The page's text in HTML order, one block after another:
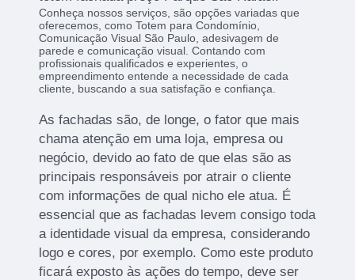
Conheça nossos serviços, são opções variadas que
oferecemos, como Totem para Condomínio,
Comunicação Visual São Paulo, adesivagem de
parede e comunicação visual. Contando com
profissionais qualificados e experientes, o
empreendimento entende a necessidade de cada
cliente, buscando a sua satisfação e confiança.
As fachadas são, de longe, o fator que mais
chama atenção em uma loja, empresa ou
negócio, devido ao fato de que elas são as
principais responsáveis por atrair o cliente
com informações de qual nicho ele atua. É
essencial que as fachadas levem consigo toda
a identidade visual da empresa, considerando
logo e cores, por exemplo. Como este produto
ficará exposto às ações do tempo, deve ser